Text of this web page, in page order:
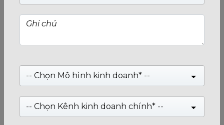
-- Chọn Mô hình kinh doanh* --
-- Chọn Kênh kinh doanh chính* --